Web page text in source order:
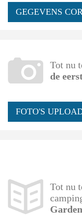
GEGEVENS
Tot nu
de
FOTO'S
Tot nu
Garden